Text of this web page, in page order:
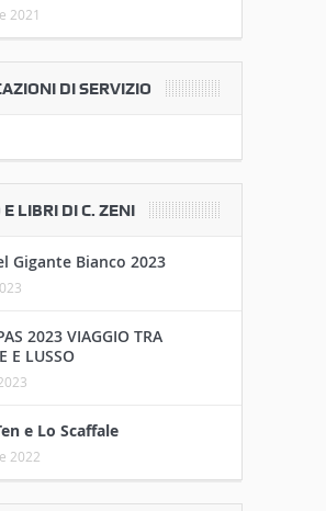
2021
DI SERVIZIO
LIBRI DI C. ZENI
Gigante Bianco 2023
2023 VIAGGIO TRA
E LUSSO
e Lo Scaffale
2022